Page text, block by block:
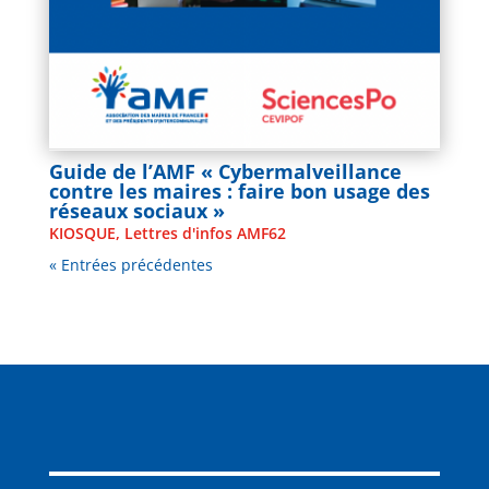
Guide de l’AMF « Cybermalveillance
contre les maires : faire bon usage des
réseaux sociaux »
KIOSQUE, Lettres d'infos AMF62
« Entrées précédentes